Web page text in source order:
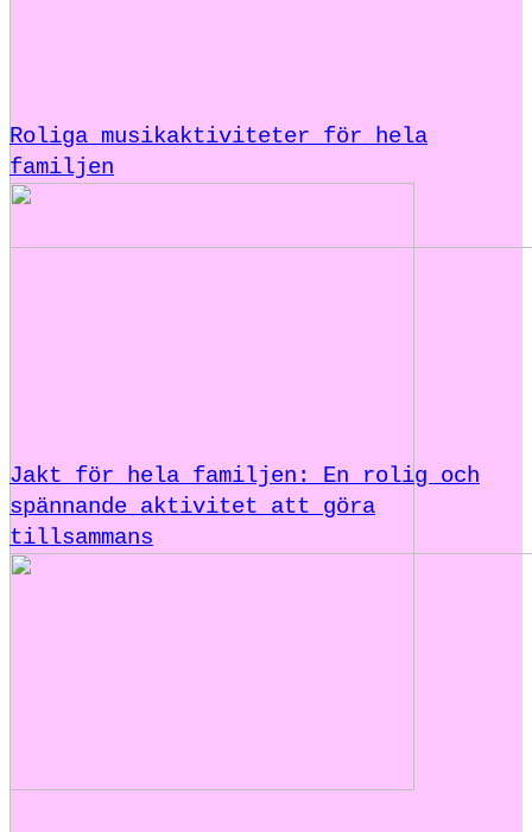
Roliga musikaktiviteter för hela
familjen
Jakt för hela familjen: En rolig och
spännande aktivitet att göra
tillsammans